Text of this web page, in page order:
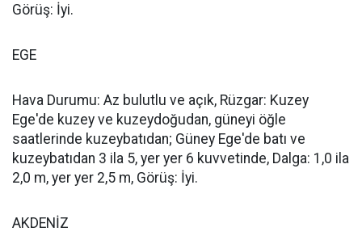
Görüş: İyi.
EGE
Hava Durumu: Az bulutlu ve açık, Rüzgar: Kuzey
Ege'de kuzey ve kuzeydoğudan, güneyi öğle
saatlerinde kuzeybatıdan; Güney Ege'de batı ve
kuzeybatıdan 3 ila 5, yer yer 6 kuvvetinde, Dalga: 1,0 ila
2,0 m, yer yer 2,5 m, Görüş: İyi.
AKDENİZ